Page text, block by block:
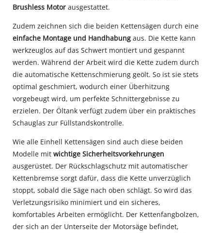
Brushless Motor ausgestattet.
Zudem zeichnen sich die beiden Kettensägen durch eine
einfache Montage und Handhabungaus. Die Kette kann
werkzeuglos auf das Schwert montiert und gespannt
werden. Während der Arbeit wird die Kette zudem durch
die automatische Kettenschmierung geölt. So ist sie stets
optimal geschmiert, wodurch einer Überhitzung
vorgebeugt wird, um perfekte Schnittergebnisse zu
erzielen. Der Öltank verfügt zudem über ein praktisches
Schauglas zur Füllstandskontrolle.
Wie alle Einhell Kettensägen sind auch diese beiden
Modelle mitwichtige Sicherheitsvorkehrungen
ausgerüstet. Der Rückschlagschutz mit automatischer
Kettenbremse sorgt dafür, dass die Kette unverzüglich
stoppt, sobald die Säge nach oben schlägt. So wird das
Verletzungsrisiko minimiert und ein sicheres,
komfortables Arbeiten ermöglicht. Der Kettenfangbolzen,
der sich an der Unterseite der Motorsäge befindet,